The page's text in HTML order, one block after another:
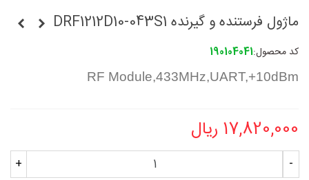
ماژول فرستنده و گیرنده DRF1212D10-043S1
کد محصول:190104041
RF Module,433MHz,UART,+10dBm
17,820,000 ریال
-
+